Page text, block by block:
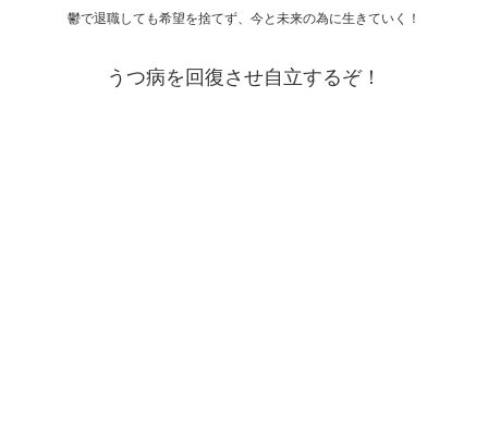
鬱で退職しても希望を捨てず、今と未来の為に生きていく！
うつ病を回復させ自立するぞ！